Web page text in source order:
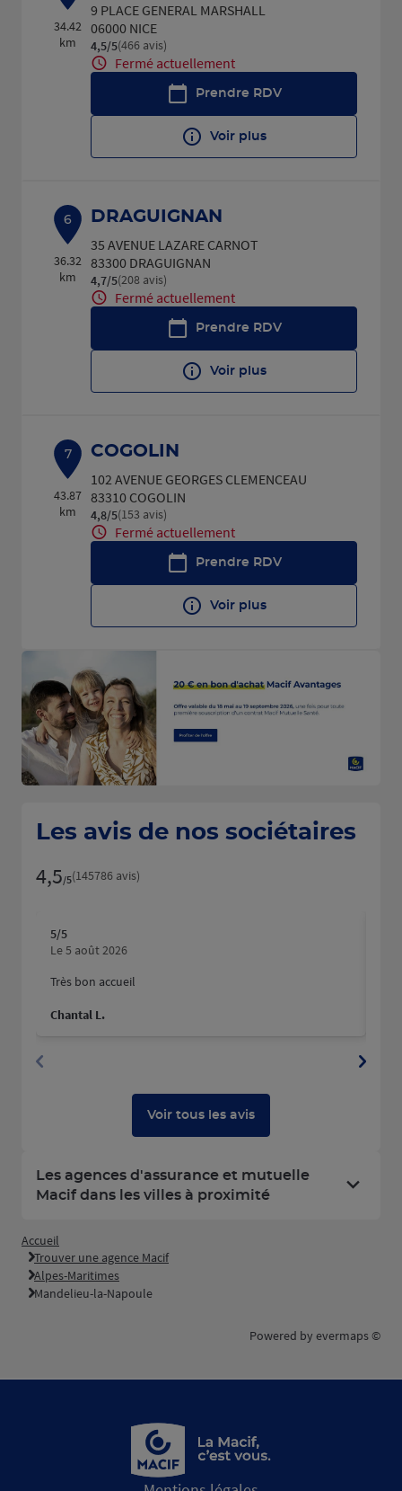
34.42
km
9 PLACE GENERAL MARSHALL
06000 NICE
4,5/5Note de 4.5 sur 5
(466 avis)
Fermé actuellement
Prendre RDV
Voir plus
6
36.32
km
DRAGUIGNAN
35 AVENUE LAZARE CARNOT
83300 DRAGUIGNAN
4,7/5Note de 4.7 sur 5
(208 avis)
Fermé actuellement
Prendre RDV
Voir plus
7
43.87
km
COGOLIN
102 AVENUE GEORGES CLEMENCEAU
83310 COGOLIN
4,8/5Note de 4.8 sur 5
(153 avis)
Fermé actuellement
Prendre RDV
Voir plus
Les avis de nos sociétaires
4,5/5Note de 4.5 sur 5
(145786 avis)
5/5
Le 5 août 2026
Très bon accueil
Chantal L.
Voir tous les avis
Les agences d'assurance et mutuelle
Macif dans les villes à proximité
Accueil
Trouver une agence Macif
Alpes-Maritimes
Mandelieu-la-Napoule
Powered by evermaps ©